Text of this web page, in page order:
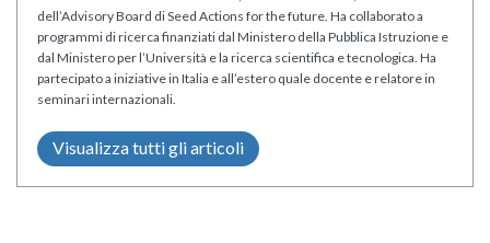
dell’Advisory Board di Seed Actions for the future. Ha collaborato a
programmi di ricerca finanziati dal Ministero della Pubblica Istruzione e
dal Ministero per l’Università e la ricerca scientifica e tecnologica. Ha
partecipato a iniziative in Italia e all’estero quale docente e relatore in
seminari internazionali.
Visualizza tutti gli articoli